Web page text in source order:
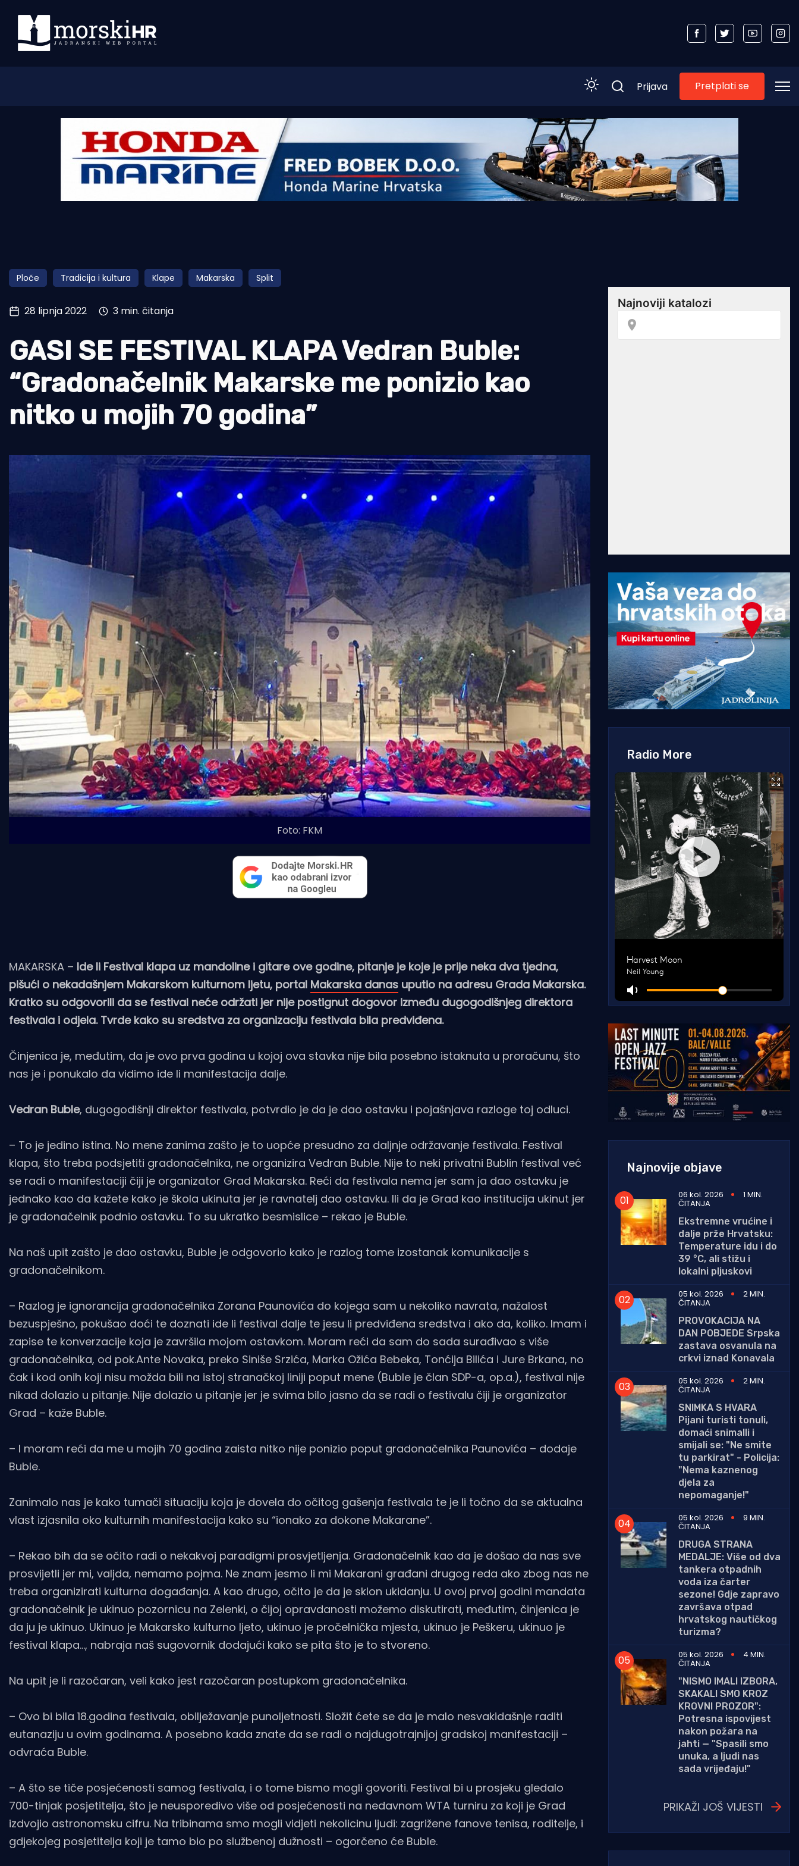
Morski plus
Pomorstvo
Ribolov
Tradicija i kultura
Prijava Pretplati se
Ploče Tradicija i kultura Klape Makarska Split
28 lipnja 2022 3 min. čitanja
GASI SE FESTIVAL KLAPA Vedran Buble:
“Gradonačelnik Makarske me ponizio kao
nitko u mojih 70 godina”
Foto: FKM
MAKARSKA – Ide li Festival klapa uz mandoline i gitare ove godine, pitanje je koje je prije neka dva tjedna,
pišući o nekadašnjem Makarskom kulturnom ljetu, portal Makarska danas uputio na adresu Grada Makarska.
Kratko su odgovorili da se festival neće održati jer nije postignut dogovor između dugogodišnjeg direktora
festivala i odjela. Tvrde kako su sredstva za organizaciju festivala bila predviđena.
Činjenica je, međutim, da je ovo prva godina u kojoj ova stavka nije bila posebno istaknuta u proračunu, što
nas je i ponukalo da vidimo ide li manifestacija dalje.
Vedran Buble, dugogodišnji direktor festivala, potvrdio je da je dao ostavku i pojašnjava razloge toj odluci.
– To je jedino istina. No mene zanima zašto je to uopće presudno za daljnje održavanje festivala. Festival
klapa, što treba podsjetiti gradonačelnika, ne organizira Vedran Buble. Nije to neki privatni Bublin festival već
se radi o manifestaciji čiji je organizator Grad Makarska. Reći da festivala nema jer sam ja dao ostavku je
jednako kao da kažete kako je škola ukinuta jer je ravnatelj dao ostavku. Ili da je Grad kao institucija ukinut jer
je gradonačelnik podnio ostavku. To su ukratko besmislice – rekao je Buble.
Na naš upit zašto je dao ostavku, Buble je odgovorio kako je razlog tome izostanak komunikacije s
gradonačelnikom.
– Razlog je ignorancija gradonačelnika Zorana Paunovića do kojega sam u nekoliko navrata, nažalost
bezuspješno, pokušao doći te doznati ide li festival dalje te jesu li predviđena sredstva i ako da, koliko. Imam i
zapise te konverzacije koja je završila mojom ostavkom. Moram reći da sam do sada surađivao s više
gradonačelnika, od pok.Ante Novaka, preko Siniše Srzića, Marka Ožića Bebeka, Tonćija Bilića i Jure Brkana, no
čak i kod onih koji nisu možda bili na istoj stranačkoj liniji poput mene (Buble je član SDP-a, op.a.), festival nije
nikad dolazio u pitanje. Nije dolazio u pitanje jer je svima bilo jasno da se radi o festivalu čiji je organizator
Grad – kaže Buble.
– I moram reći da me u mojih 70 godina zaista nitko nije ponizio poput gradonačelnika Paunovića – dodaje
Buble.
Zanimalo nas je kako tumači situaciju koja je dovela do očitog gašenja festivala te je li točno da se aktualna
vlast izjasnila oko kulturnih manifestacija kako su “ionako za dokone Makarane”.
– Rekao bih da se očito radi o nekakvoj paradigmi prosvjetljenja. Gradonačelnik kao da je došao da nas sve
prosvijetli jer mi, valjda, nemamo pojma. Ne znam jesmo li mi Makarani građani drugog reda ako zbog nas ne
treba organizirati kulturna događanja. A kao drugo, očito je da je sklon ukidanju. U ovoj prvoj godini mandata
gradonačelnik je ukinuo pozornicu na Zelenki, o čijoj opravdanosti možemo diskutirati, međutim, činjenica je
da ju je ukinuo. Ukinuo je Makarsko kulturno ljeto, ukinuo je pročelnička mjesta, ukinuo je Peškeru, ukinuo je
festival klapa…, nabraja naš sugovornik dodajući kako se pita što je to stvoreno.
Na upit je li razočaran, veli kako jest razočaran postupkom gradonačelnika.
– Ovo bi bila 18.godina festivala, obilježavanje punoljetnosti. Složit ćete se da je malo nesvakidašnje raditi
eutanaziju u ovim godinama. A posebno kada znate da se radi o najdugotrajnijoj gradskoj manifestaciji –
odvraća Buble.
– A što se tiče posjećenosti samog festivala, i o tome bismo mogli govoriti. Festival bi u prosjeku gledalo
700-tinjak posjetitelja, što je neusporedivo više od posjećenosti na nedavnom WTA turniru za koji je Grad
izdvojio astronomsku cifru. Na tribinama smo mogli vidjeti nekolicinu ljudi: zagrižene fanove tenisa, roditelje, i
gdjekojeg posjetitelja koji je tamo bio po službenoj dužnosti – ogorčeno će Buble.
Radio More
Najnovije objave
06 kol. 2026 1 MIN.
ČITANJA
Ekstremne vrućine i
dalje prže Hrvatsku:
Temperature idu i do
39 °C, ali stižu i
lokalni pljuskovi
05 kol. 2026
2 MIN.
ČITANJA
PROVOKACIJA NA
DAN POBJEDE Srpska
zastava osvanula na
crkvi iznad Konavala
05 kol. 2026
2 MIN.
ČITANJA
SNIMKA S HVARA
Pijani turisti tonuli,
domaći snimalli i
smijali se: "Ne smite
tu parkirat" - Policija:
"Nema kaznenog
djela za
nepomaganje!"
05 kol. 2026
9 MIN.
ČITANJA
DRUGA STRANA
MEDALJE: Više od dva
tankera otpadnih
voda iza čarter
sezone! Gdje zapravo
završava otpad
hrvatskog nautičkog
turizma?
05 kol. 2026
4 MIN.
ČITANJA
"NISMO IMALI IZBORA,
SKAKALI SMO KROZ
KROVNI PROZOR":
Potresna ispovijest
nakon požara na
jahti — "Spasili smo
unuka, a ljudi nas
sada vrijeđaju!"
PRIKAŽI JOŠ VIJESTI